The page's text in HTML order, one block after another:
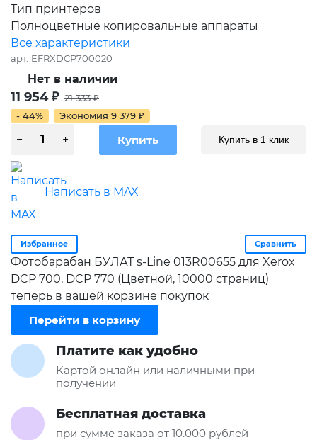
Тип принтеров
Полноцветные копировальные аппараты
Все характеристики
арт. EFRXDCP700020
Нет в наличии
11 954₽ 21 333₽
- 44%
Экономия 9 379 ₽
Купить в 1 клик
Написать в MAX
Избранное Сравнить
Фотобарабан БУЛАТ s-Line 013R00655 для Xerox
DCP 700, DCP 770 (Цветной, 10000 страниц)
теперь в вашей корзине покупок
Перейти в корзину
Платите как удобно
Картой онлайн или наличными при
получении
Бесплатная доставка
при сумме заказа от 10.000 рублей